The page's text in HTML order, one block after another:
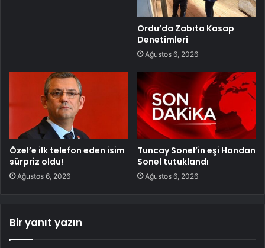
Ordu’da Zabıta Kasap
Denetimleri
Ağustos 6, 2026
Özel’e ilk telefon eden isim
sürpriz oldu!
Ağustos 6, 2026
Tuncay Sonel’in eşi Handan
Sonel tutuklandı
Ağustos 6, 2026
Bir yanıt yazın